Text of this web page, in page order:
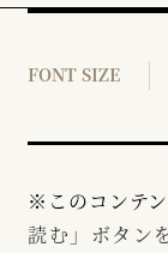
FONT SIZE
※このコンテ
読む」ボタン